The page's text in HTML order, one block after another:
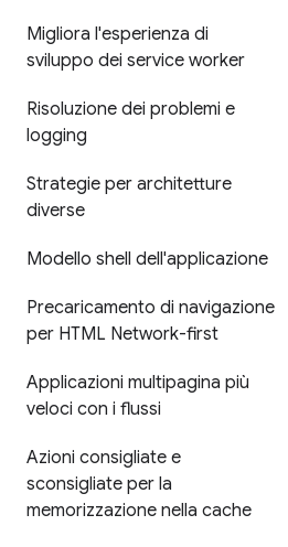
Migliora l'esperienza di
sviluppo dei service worker
Risoluzione dei problemi e
logging
Strategie per architetture
diverse
Modello shell dell'applicazione
Precaricamento di navigazione
per HTML Network-first
Applicazioni multipagina più
veloci con i flussi
Azioni consigliate e
sconsigliate per la
memorizzazione nella cache